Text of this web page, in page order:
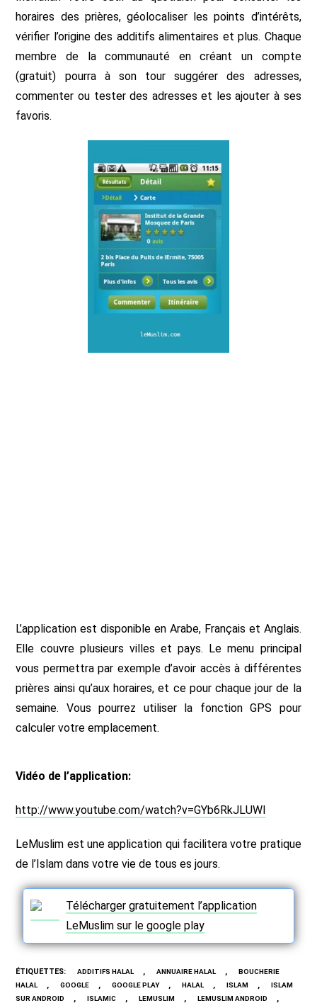
horaires des prières, géolocaliser les points d’intérêts,
vérifier l’origine des additifs alimentaires et plus. Chaque
membre de la communauté en créant un compte
(gratuit) pourra à son tour suggérer des adresses,
commenter ou tester des adresses et les ajouter à ses
favoris.
L’application est disponible en Arabe, Français et Anglais.
Elle couvre plusieurs villes et pays. Le menu principal
vous permettra par exemple d’avoir accès à différentes
prières ainsi qu’aux horaires, et ce pour chaque jour de la
semaine. Vous pourrez utiliser la fonction GPS pour
calculer votre emplacement.
Vidéo de l’application:
http://www.youtube.com/watch?v=GYb6RkJLUWI
LeMuslim est une application qui facilitera votre pratique
de l’Islam dans votre vie de tous es jours.
Télécharger gratuitement l’application
LeMuslim sur le google play
ÉTIQUETTES: ADDITIFS HALAL , ANNUAIRE HALAL ,
BOUCHERIE
HALAL
, GOOGLE , GOOGLE PLAY , HALAL , ISLAM ,
ISLAM
SUR ANDROID
, ISLAMIC , LEMUSLIM , LEMUSLIM ANDROID
,